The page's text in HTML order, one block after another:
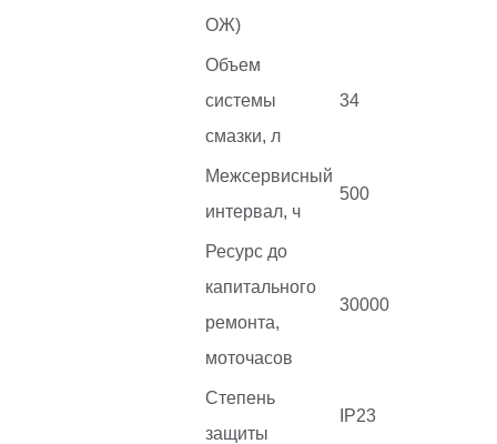
ОЖ)
Объем
системы
смазки, л
34
Межсервисный
интервал, ч
500
Ресурс до
капитального
ремонта,
моточасов
30000
Степень
защиты
IP23